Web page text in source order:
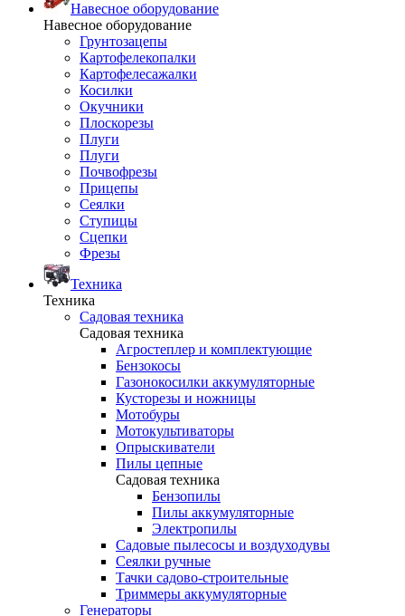
Навесное оборудование
Навесное оборудование
Грунтозацепы
Картофелекопалки
Картофелесажалки
Косилки
Окучники
Плоскорезы
Плуги
Плуги
Почвофрезы
Прицепы
Сеялки
Ступицы
Сцепки
Фрезы
Техника
Техника
Садовая техника
Садовая техника
Агростеплер и комплектующие
Бензокосы
Газонокосилки аккумуляторные
Кусторезы и ножницы
Мотобуры
Мотокультиваторы
Опрыскиватели
Пилы цепные
Садовая техника
Бензопилы
Пилы аккумуляторные
Электропилы
Садовые пылесосы и воздуходувы
Сеялки ручные
Тачки садово-строительные
Триммеры аккумуляторные
Генераторы